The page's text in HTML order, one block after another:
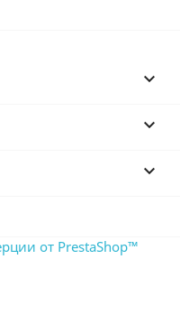



от PrestaShop™